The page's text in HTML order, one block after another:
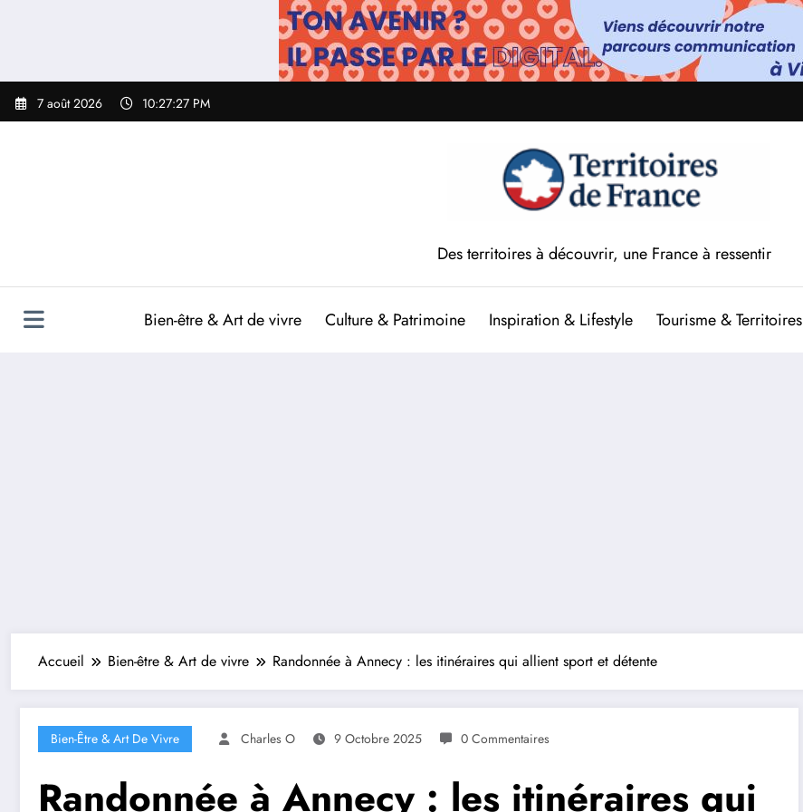
7 août 2026 10:27:28 PM
Des territoires à découvrir, une France à ressentir
Bien-être & Art de vivre Culture & Patrimoine Inspiration & Lifestyle Tourisme & Territoires
Accueil Bien-être & Art de vivre Randonnée à Annecy : les itinéraires qui allient sport et détente
Bien-Être & Art De Vivre Charles O 9 Octobre 2025 0 Commentaires
Randonnée à Annecy : les itinéraires qui